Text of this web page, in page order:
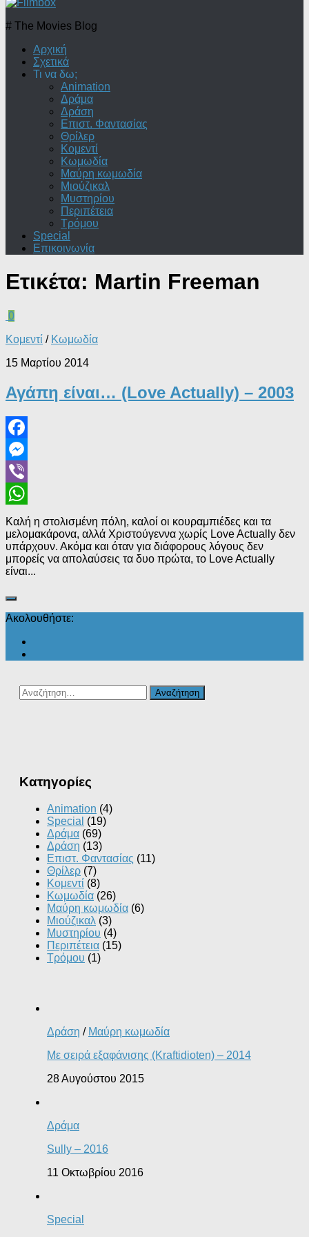
# The Movies Blog
Αρχική
Σχετικά
Τι να δω;
Animation
Δράμα
Δράση
Επιστ. Φαντασίας
Θρίλερ
Κομεντί
Κωμωδία
Μαύρη κωμωδία
Μιούζικαλ
Μυστηρίου
Περιπέτεια
Τρόμου
Special
Επικοινωνία
Ετικέτα: Martin Freeman
0
Κομεντί / Κωμωδία
15 Μαρτίου 2014
Αγάπη είναι… (Love Actually) – 2003
Facebook
Messenger
Viber
WhatsApp
Καλή η στολισμένη πόλη, καλοί οι κουραμπιέδες και τα
μελομακάρονα, αλλά Χριστούγεννα χωρίς Love Actually δεν
υπάρχουν. Ακόμα και όταν για διάφορους λόγους δεν
μπορείς να απολαύσεις τα δυο πρώτα, το Love Actually
είναι...
Ακολουθήστε:
Αναζήτηση
για:
Kατηγορίες
Animation (4)
Special (19)
Δράμα (69)
Δράση (13)
Επιστ. Φαντασίας (11)
Θρίλερ (7)
Κομεντί (8)
Κωμωδία (26)
Μαύρη κωμωδία (6)
Μιούζικαλ (3)
Μυστηρίου (4)
Περιπέτεια (15)
Τρόμου (1)
Δράση / Μαύρη κωμωδία
Με σειρά εξαφάνισης (Kraftidioten) – 2014
28 Αυγούστου 2015
Δράμα
Sully – 2016
11 Οκτωβρίου 2016
Special